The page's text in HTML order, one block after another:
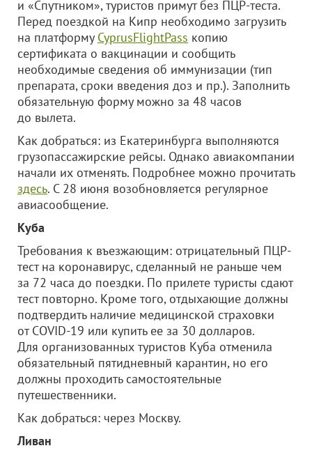
и «Спутником», туристов примут без ПЦР-теста.
Перед поездкой на Кипр необходимо загрузить
на платформу CyprusFlightPass копию
сертификата о вакцинации и сообщить
необходимые сведения об иммунизации (тип
препарата, сроки введения доз и пр.). Заполнить
обязательную форму можно за 48 часов
до вылета.
Как добраться: из Екатеринбурга выполняются
грузопассажирские рейсы. Однако авиакомпании
начали их отменять. Подробнее можно прочитать
здесь. С 28 июня возобновляется регулярное
авиасообщение.
Куба
Требования к въезжающим: отрицательный ПЦР-
тест на коронавирус, сделанный не раньше чем
за 72 часа до поездки. По прилете туристы сдают
тест повторно. Кроме того, отдыхающие должны
подтвердить наличие медицинской страховки
от COVID-19 или купить ее за 30 долларов.
Для организованных туристов Куба отменила
обязательный пятидневный карантин, но его
должны проходить самостоятельные
путешественники.
Как добраться: через Москву.
Ливан